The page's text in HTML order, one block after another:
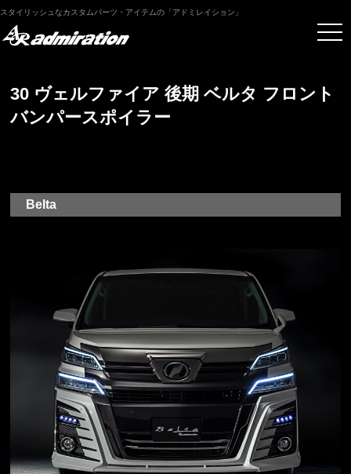
スタイリッシュなカスタムパーツ・アイテムの「アドミレイション」
30 ヴェルファイア 後期 ベルタ フロント
バンパースポイラー
Belta